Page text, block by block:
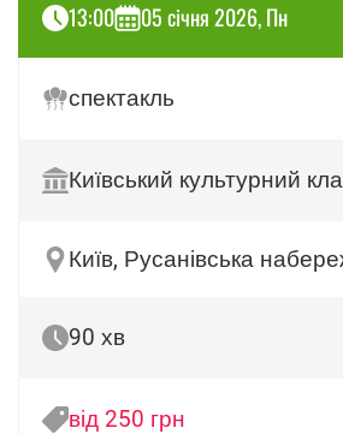
13:00 05 січня 2026, Пн
спектакль
Київський культурний
Київ, Русанівська
90 хв
від 250 грн